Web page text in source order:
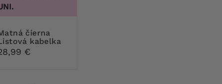
kabelka
€